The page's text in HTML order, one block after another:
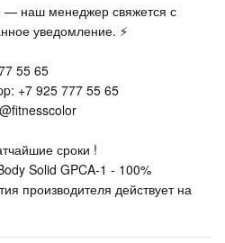
— наш менеджер свяжется с
уведомление. ⚡
55 65
+7 925 777 55 65
сроки !
Solid GPCA-1 - 100%
производителя действует на